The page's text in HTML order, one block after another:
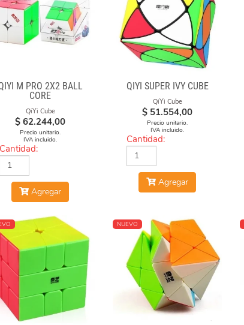
M PRO 2X2 BALL
CORE
QiYi Cube
$ 62.244,00
Precio unitario.
IVA incluido.
Cantidad:
Agregar
QIYI SUPER IVY CUBE
QiYi Cube
$ 51.554,00
Precio unitario.
IVA incluido.
Cantidad:
Agregar
NUEVO